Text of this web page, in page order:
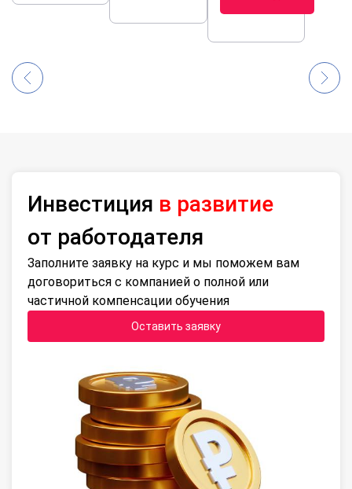
Инвестиция в развитие
от работодателя
Заполните заявку на курс и мы поможем вам
договориться с компанией о полной или
частичной компенсации обучения
Оставить заявку